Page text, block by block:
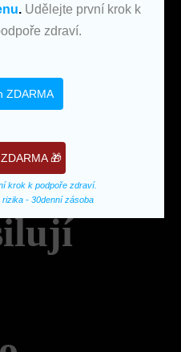
. Udělejte první krok k
zdraví.
krok k podpoře zdraví.
- 30denní zásoba
🎁
ZDARMA